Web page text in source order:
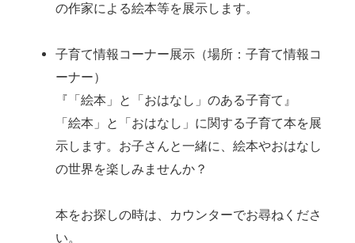
の作家による絵本等を展示します。
子育て情報コーナー展示（場所：子育て情報コ
ーナー）
『「絵本」と「おはなし」のある子育て』
「絵本」と「おはなし」に関する子育て本を展
示します。お子さんと一緒に、絵本やおはなし
の世界を楽しみませんか？
本をお探しの時は、カウンターでお尋ねくださ
い。